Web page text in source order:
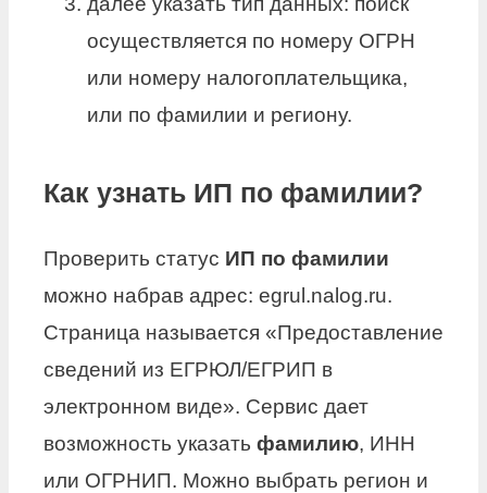
осуществляется по номеру ОГРН
или номеру налогоплательщика,
или по фамилии и региону.
Как узнать ИП по фамилии?
Проверить статус ИП по фамилии
можно набрав адрес: egrul.nalog.ru.
Страница называется «Предоставление
сведений из ЕГРЮЛ/ЕГРИП в
электронном виде». Сервис дает
возможность указать фамилию, ИНН
или ОГРНИП. Можно выбрать регион и